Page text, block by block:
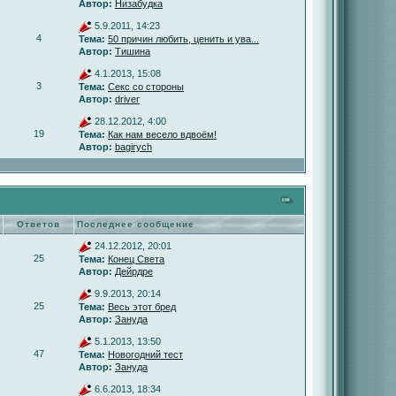
Автор: Низабудка
4
5.9.2011, 14:23
Тема: 50 причин любить, ценить и ува...
Автор: Тишина
3
4.1.2013, 15:08
Тема: Секс со стороны
Автор: driver
19
28.12.2012, 4:00
Тема: Как нам весело вдвоём!
Автор: bagirych
Ответов Последнее сообщение
25
24.12.2012, 20:01
Тема: Конец Света
Автор: Дейрдре
25
9.9.2013, 20:14
Тема: Весь этот бред
Автор: Зануда
47
5.1.2013, 13:50
Тема: Новогодний тест
Автор: Зануда
6.6.2013, 18:34